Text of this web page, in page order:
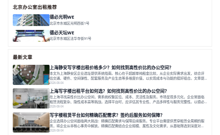
北京办公室出租推荐
德必光明WE
北京市东城区光明西街1号
德必天坛WE
北京市东城区法华寺街91号
最新文章
上海静安写字楼出租价格多少？如何找到高性价比的办公空间？
本文为上海静安区企业选址提供系统指南。核心在于超越单纯租金比较，从企业实际需求出发，综合评
估交通、硬件、空间弹性、配套服务及产业生态等多维度价值，以实现成本与功能的挺好组合。文章提
出打破固定工位思维，采用精装灵活空间与共享配套以提升性价比，并通过不同规模企业的实际案例加
以说明。之后指出，专业运营服务商提供的稳定环境、社群活动与产业集聚等增值服务，是很大化空间
价值、助力企业成长的关键。对于许多在
2026-08-04
上海写字楼出租平台如何选？如何找到高性价比的办公空间？
在上海寻找高性价比办公空间，需系统权衡区位、成本、灵活性及服务。市场呈现多元化，企业常面临
租赁流程复杂、隐性成本高等挑战。选择平台时，应评估其专业性、产品多样性与服务完整性。以德必
为例，其提供从空间到生态的解决方案，通过特色园区、灵活产品和丰富配套，满足不同企业需求。企
业应明确自身需求，实地考察，选择能支持长期发展、提升竞争力的办公空间。在上海寻找合适的办公
空间，对于企业行政负责人、中小企业主
2026-08-04
写字楼租赁平台如何精确匹配需求？签约后服务如何保障？
企业选择办公空间面临两大挑战：精确匹配需求与保障后续服务。专业平台需提供贯穿租赁全周期的服
务，将企业从非核心事务中解放。精确匹配需结合企业规模、属性及文化需求，从基础筛选到深度对
接；签约后则需构建覆盖硬件运维、共享配套及专业物业的全周期保障体系。德必集团通过标准化服务
2026-08-04